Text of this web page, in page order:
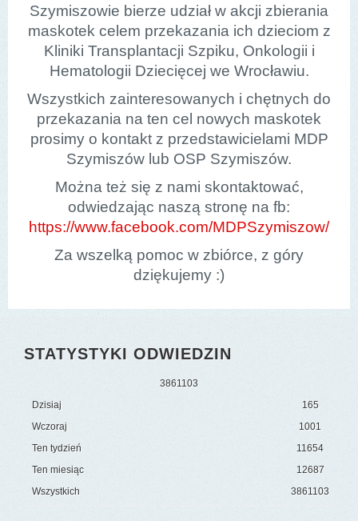
Szymiszowie bierze udział w akcji zbierania
maskotek celem przekazania ich dzieciom z
Kliniki Transplantacji Szpiku, Onkologii i
Hematologii Dziecięcej we Wrocławiu.
Wszystkich zainteresowanych i chętnych do
przekazania na ten cel nowych maskotek
prosimy o kontakt z przedstawicielami MDP
Szymiszów lub OSP Szymiszów.
Można też się z nami skontaktować,
odwiedzając naszą stronę na fb:
https://www.facebook.com/MDPSzymiszow/
Za wszelką pomoc w zbiórce, z góry
dziękujemy :)
STATYSTYKI ODWIEDZIN
3861 103
Dzisiaj
Wczoraj
Ten tydzień
Ten miesiąc
Wszystkich
165
1001
11654
12687
3861103